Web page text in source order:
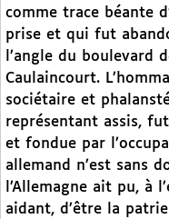
comme trace béante
prise et qui fut
l’angle du boulevard
Caulaincourt.
sociétaire et
représentant assis,
et fondue par
allemand n’est sans
l’Allemagne ait pu, à
aidant, d’être la